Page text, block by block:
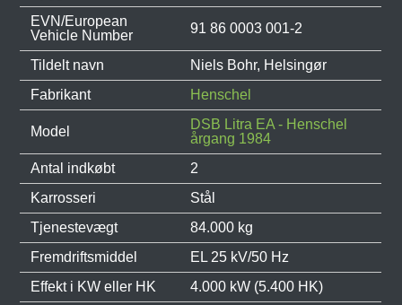
EVN/European
Vehicle Number
91 86 0003 001-2
Tildelt navn
Niels Bohr, Helsingør
Fabrikant
Henschel
Model
DSB Litra EA - Henschel
årgang 1984
Antal indkøbt
2
Karrosseri
Stål
Tjenestevægt
84.000 kg
Fremdriftsmiddel
EL 25 kV/50 Hz
Effekt i KW eller HK
4.000 kW (5.400 HK)